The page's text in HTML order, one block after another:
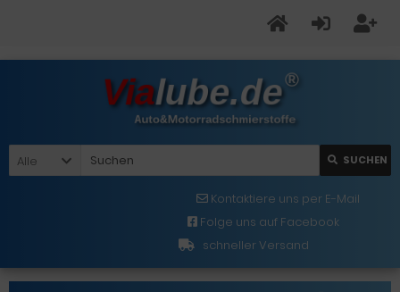
Alle SUCHEN
Kontaktiere uns per E-Mail
Folge uns auf Facebook
schneller Versand